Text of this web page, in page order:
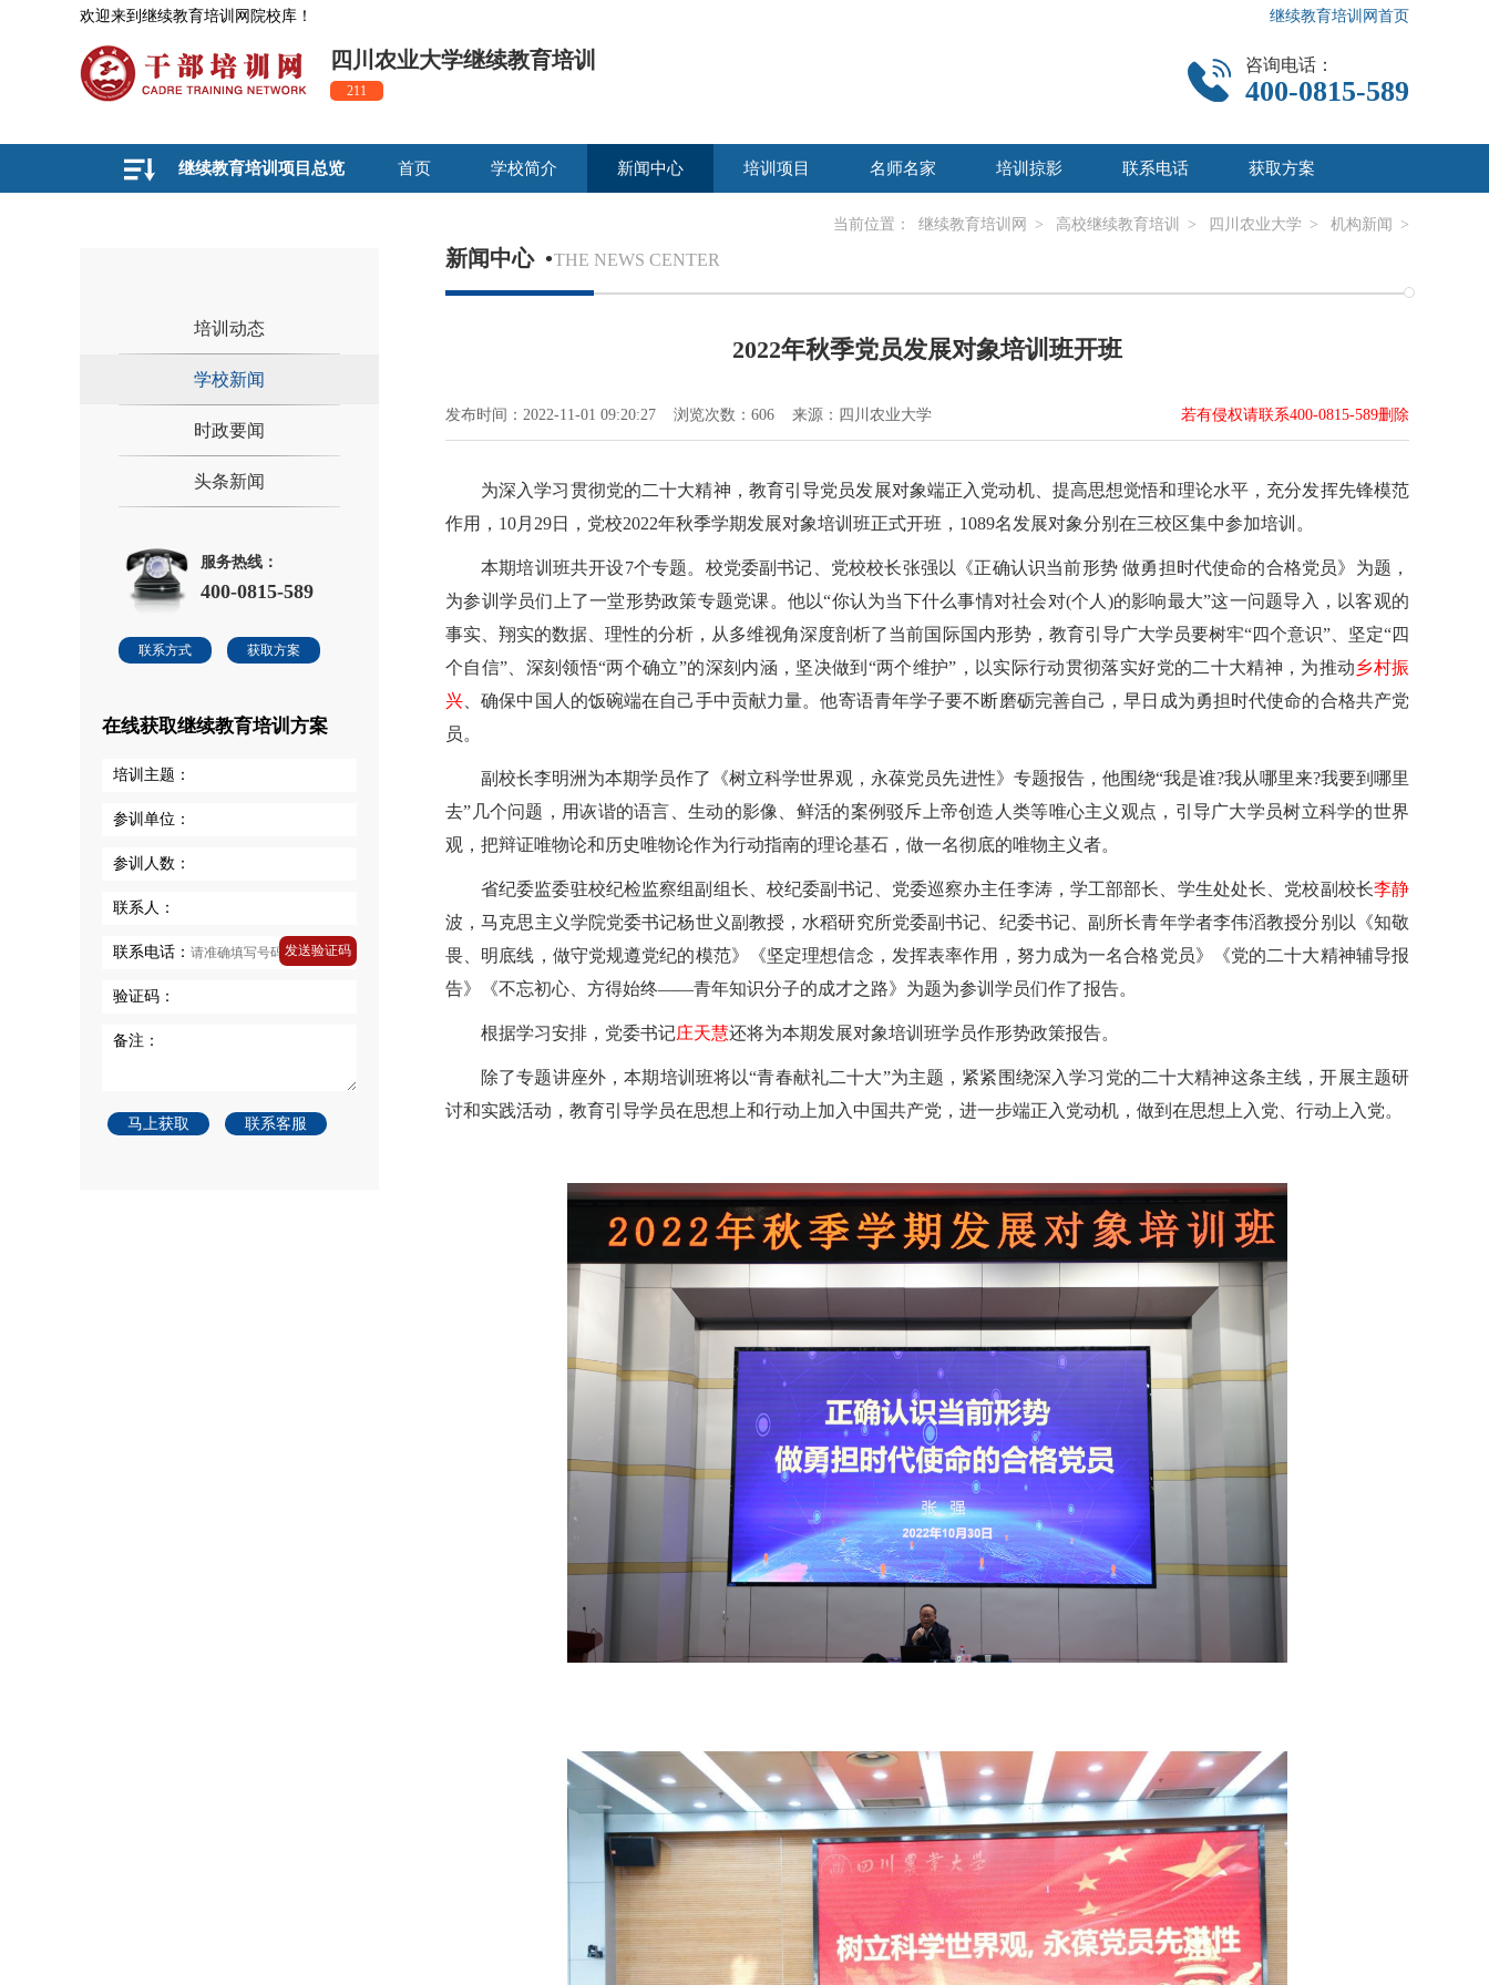
欢迎来到继续教育培训网院校库！ 继续教育培训网首页
四川农业大学继续教育培训
211
咨询电话：
400-0815-589
首页 学校简介 新闻中心 培训项目 名师名家 培训掠影 联系电话 获取方案
继续教育培训项目总览
当前位置： 继续教育培训网 > 高校继续教育培训 > 四川农业大学 > 机构新闻 >
培训动态
学校新闻
时政要闻
头条新闻
服务热线：
400-0815-589
联系方式 获取方案
在线获取继续教育培训方案
培训主题：
参训单位：
参训人数：
联系人：
联系电话： 发送验证码
验证码：
备注：
马上获取 联系客服
新闻中心 •THE NEWS CENTER
2022年秋季党员发展对象培训班开班
发布时间：2022-11-01 09:20:27 浏览次数：606 来源：四川农业大学 若有侵权请联系400-0815-589删除
为深入学习贯彻党的二十大精神，教育引导党员发展对象端正入党动机、提高思想觉悟和理论水平，充分发挥先锋模范
作用，10月29日，党校2022年秋季学期发展对象培训班正式开班，1089名发展对象分别在三校区集中参加培训。
本期培训班共开设7个专题。校党委副书记、党校校长张强以《正确认识当前形势 做勇担时代使命的合格党员》为题，
为参训学员们上了一堂形势政策专题党课。他以“你认为当下什么事情对社会对(个人)的影响最大”这一问题导入，以客观的
事实、翔实的数据、理性的分析，从多维视角深度剖析了当前国际国内形势，教育引导广大学员要树牢“四个意识”、坚定“四
个自信”、深刻领悟“两个确立”的深刻内涵，坚决做到“两个维护”，以实际行动贯彻落实好党的二十大精神，为推动乡村振
兴 、确保中国人的饭碗端在自己手中贡献力量。他寄语青年学子要不断磨砺完善自己，早日成为勇担时代使命的合格共产党
员。
副校长李明洲为本期学员作了《树立科学世界观，永葆党员先进性》专题报告，他围绕“我是谁?我从哪里来?我要到哪里
去”几个问题，用诙谐的语言、生动的影像、鲜活的案例驳斥上帝创造人类等唯心主义观点，引导广大学员树立科学的世界
观，把辩证唯物论和历史唯物论作为行动指南的理论基石，做一名彻底的唯物主义者。
省纪委监委驻校纪检监察组副组长、校纪委副书记、党委巡察办主任李涛，学工部部长、学生处处长、党校副校长李静
波，马克思主义学院党委书记杨世义副教授，水稻研究所党委副书记、纪委书记、副所长青年学者李伟滔教授分别以《知敬
畏、明底线，做守党规遵党纪的模范》《坚定理想信念，发挥表率作用，努力成为一名合格党员》《党的二十大精神辅导报
告》《不忘初心、方得始终——青年知识分子的成才之路》为题为参训学员们作了报告。
根据学习安排，党委书记庄天慧还将为本期发展对象培训班学员作形势政策报告。
除了专题讲座外，本期培训班将以“青春献礼二十大”为主题，紧紧围绕深入学习党的二十大精神这条主线，开展主题研
讨和实践活动，教育引导学员在思想上和行动上加入中国共产党，进一步端正入党动机，做到在思想上入党、行动上入党。